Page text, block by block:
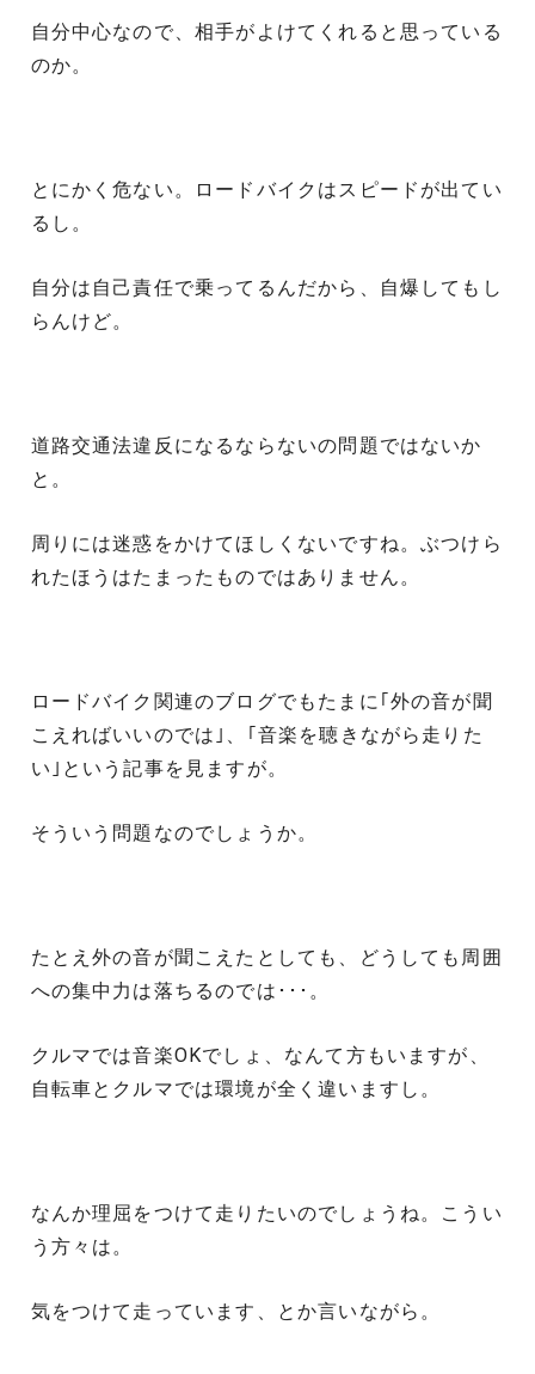
自分中心なので、相手がよけてくれると思っている
のか。
とにかく危ない。ロードバイクはスピードが出てい
るし。
自分は自己責任で乗ってるんだから、自爆してもし
らんけど。
道路交通法違反になるならないの問題ではないか
と。
周りには迷惑をかけてほしくないですね。ぶつけら
れたほうはたまったものではありません。
ロードバイク関連のブログでもたまに｢外の音が聞
こえればいいのでは｣、｢音楽を聴きながら走りた
い｣という記事を見ますが。
そういう問題なのでしょうか。
たとえ外の音が聞こえたとしても、どうしても周囲
への集中力は落ちるのでは･･･。
クルマでは音楽OKでしょ、なんて方もいますが、
自転車とクルマでは環境が全く違いますし。
なんか理屈をつけて走りたいのでしょうね。こうい
う方々は。
気をつけて走っています、とか言いながら。